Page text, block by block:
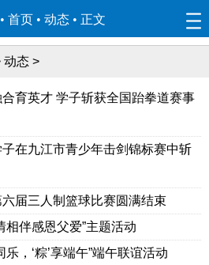
首页 • 动态 • 正文
动态 >
育英才 学子斩获全国跆拳道赛事
在九江市青少年击剑锦标赛中斩
届三人制篮球比赛圆满结束
相伴感恩父爱”主题活动
，‘粽’享端午”端午联谊活动